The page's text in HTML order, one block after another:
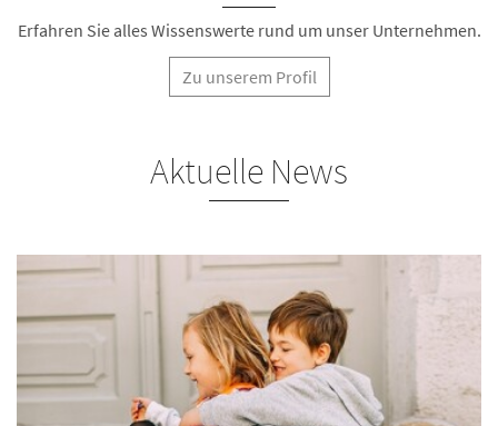
Erfahren Sie alles Wissenswerte rund um unser Unternehmen.
Zu unserem Profil
Aktuelle News